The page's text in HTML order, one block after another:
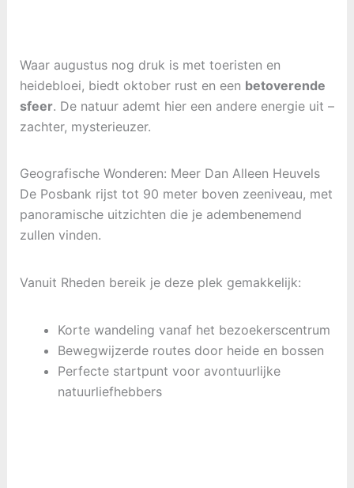
Waar augustus nog druk is met toeristen en
heidebloei, biedt oktober rust en een betoverende
sfeer. De natuur ademt hier een andere energie uit –
zachter, mysterieuzer.
Geografische Wonderen: Meer Dan Alleen Heuvels
De Posbank rijst tot 90 meter boven zeeniveau, met
panoramische uitzichten die je adembenemend
zullen vinden.
Vanuit Rheden bereik je deze plek gemakkelijk:
Korte wandeling vanaf het bezoekerscentrum
Bewegwijzerde routes door heide en bossen
Perfecte startpunt voor avontuurlijke
natuurliefhebbers